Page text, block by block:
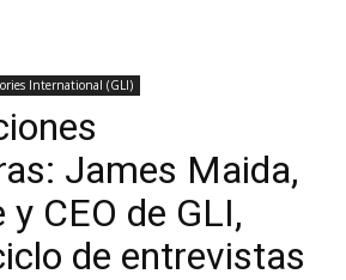
International (GLI)
James Maida,
CEO de GLI,
de entrevistas